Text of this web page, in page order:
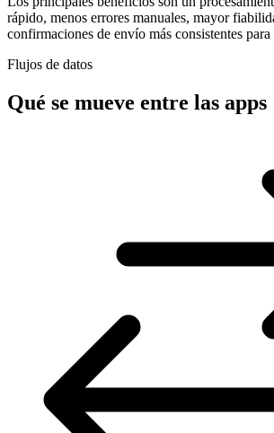
rápido, menos errores manuales, mayor
confirmaciones de envío más consistentes
Flujos de datos
Qué se mueve entre las apps